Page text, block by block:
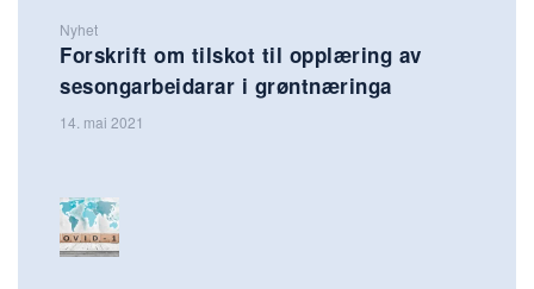
Nyhet
Forskrift om tilskot til opplæring av
sesongarbeidarar i grøntnæringa
14. mai 2021